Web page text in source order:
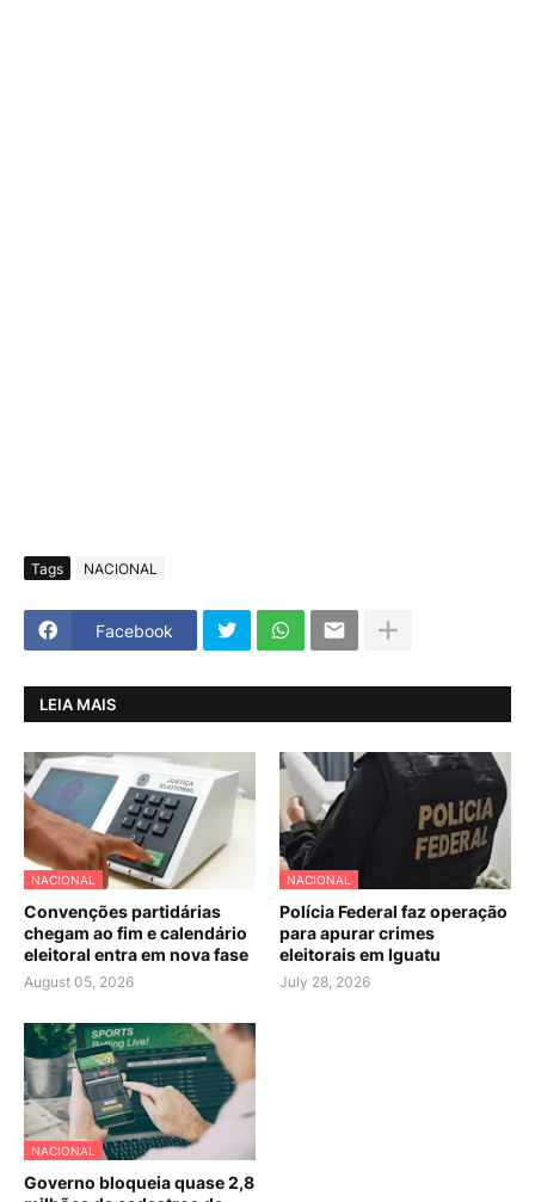
Tags NACIONAL
Facebook
LEIA MAIS
NACIONAL
Convenções partidárias
chegam ao fim e calendário
eleitoral entra em nova fase
August 05, 2026
NACIONAL
Polícia Federal faz operação
para apurar crimes
eleitorais em Iguatu
July 28, 2026
NACIONAL
Governo bloqueia quase 2,8